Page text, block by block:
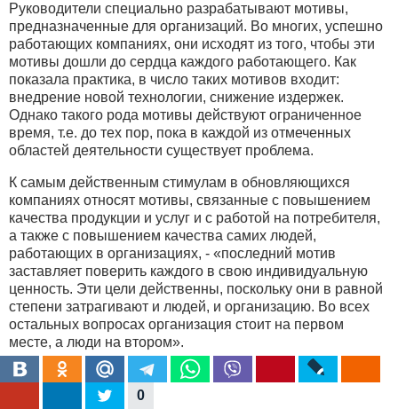
Руководители специально разрабатывают мотивы,
предназначенные для организаций. Во многих, успешно
работающих компаниях, они исходят из того, чтобы эти
мотивы дошли до сердца каждого работающего. Как
показала практика, в число таких мотивов входит:
внедрение новой технологии, снижение издержек.
Однако такого рода мотивы действуют ограниченное
время, т.е. до тех пор, пока в каждой из отмеченных
областей деятельности существует проблема.
К самым действенным стимулам в обновляющихся
компаниях относят мотивы, связанные с повышением
качества продукции и услуг и с работой на потребителя,
а также с повышением качества самих людей,
работающих в организациях, - «последний мотив
заставляет поверить каждого в свою индивидуальную
ценность. Эти цели действенны, поскольку они в равной
степени затрагивают и людей, и организацию. Во всех
остальных вопросах организация стоит на первом
месте, а люди на втором».
Среди форм материального стимулирования кроме
заработной платы можно отметить бонусы, которые
0